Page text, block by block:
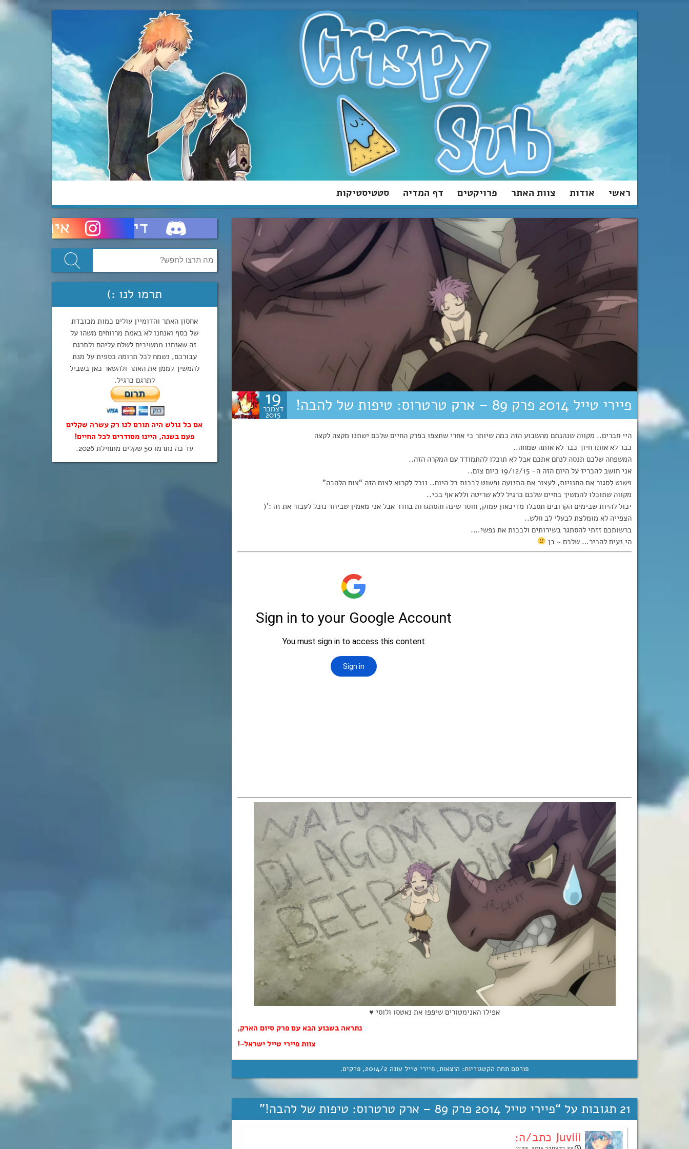
ראשי אודות צוות האתר פרויקטים דף המדיה סטטיסטיקות
פיירי טייל 2014 פרק 89 – ארק טרטרוס: טיפות של להבה! 19
דצמבר
2015
היי חברים.. מקווה שנהנתם מהשבוע הזה כמה שיותר כי אחרי שתצפו בפרק החיים שלכם ישתנו מקצה לקצה
כבר לא אותו חיוך כבר לא אותה שמחה..
המשפחה שלכם תנסה לנחם אתכם אבל לא תוכלו להתמודד עם המקרה הזה..
אני חושב להכריז על היום הזה ה- 19/12/15 כיום צום..
פשוט לסגור את החנויות, לעצור את התנועה ופשוט לבכות כל היום.. נוכל לקרוא לצום הזה “צום הלהבה”
מקווה שתוכלו להמשיך בחיים שלכם כרגיל ללא שריטה וללא אף בכי..
יכול להיות שבימים הקרובים תסבלו מדיכאון עמוק, חוסר שינה והסתגרות בחדר אבל אני מאמין שביחד נוכל לעבור את זה :'(
הצפייה לא מומלצת לבעלי לב חלש..
ברשותכם זזתי להסתגר בשירותים ולבכות את נפשי….
הי נעים להכיר… שלכם ~ בן
אפילו האנימטורים שיפפו את נאטסו ולוסי ♥
נתראה בשבוע הבא עם פרק סיום הארק,
צוות פיירי טייל ישראל~!
פורסם תחת הקטגוריות: הוצאות, פיירי טייל עונה 2‏/‎2014 , פרקים.
21 תגובות על “ פיירי טייל 2014 פרק 89 – ארק טרטרוס: טיפות של להבה! ”
Juviii כתב/ה:
תרמו לנו :)
אחסון האתר והדומיין עולים כמות מכובדת
של כסף ואנחנו לא באמת מרווחים משהו על
זה שאנחנו ממשיכים לשלם עליהם ולתרגם
עבורכם, נשמח לכל תרומה כספית על מנת
להמשיך לממן את האתר ולהשאר כאן בשביל
לתרגם כרגיל.
אם כל גולש היה תורם לנו רק עשרה שקלים
פעם בשנה, היינו מסודרים לכל החיים!
עד כה נתרמו 50 שקלים מתחילת 2026.